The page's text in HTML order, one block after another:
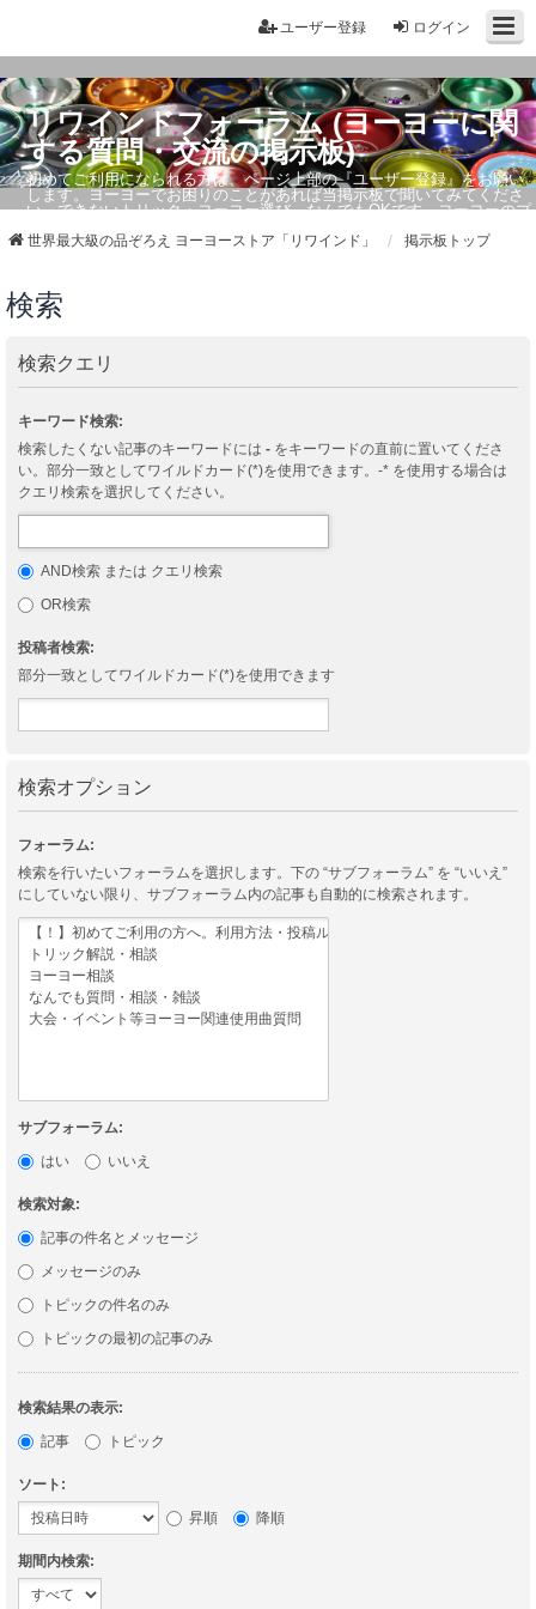
ログイン
ユーザー登録
リワインドフォーラム (ヨーヨーに関
する質問・交流の掲示板)
初めてご利用になられる方は、ページ上部の『ユーザー登録』をお願い
します。ヨーヨーでお困りのことがあれば当掲示板で聞いてみてくださ
い。できないトリック・ヨーヨー選び、なんでもOKです。ヨーヨーのプ
世界最大級の品ぞろえ ヨーヨーストア「リワインド」 掲示板トップ
検索
検索クエリ
キーワード検索:
検索したくない記事のキーワードには - をキーワードの直前に置いてくださ
い。部分一致としてワイルドカード(*)を使用できます。-* を使用する場合は
クエリ検索を選択してください。
AND検索 または クエリ検索
OR検索
投稿者検索:
部分一致としてワイルドカード(*)を使用できます
検索オプション
フォーラム:
検索を行いたいフォーラムを選択します。下の “サブフォーラム” を “いいえ”
にしていない限り、サブフォーラム内の記事も自動的に検索されます。
サブフォーラム:
はい
いいえ
検索対象:
記事の件名とメッセージ
メッセージのみ
トピックの件名のみ
トピックの最初の記事のみ
検索結果の表示:
記事
トピック
ソート:
昇順
降順
期間内検索: